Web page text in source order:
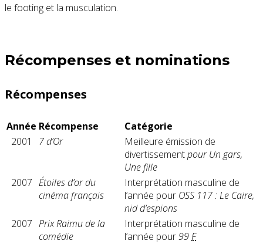
le footing et la musculation.
Récompenses et nominations
Récompenses
Année Récompense
Catégorie
2001
7 d’Or
Meilleure émission de
divertissementpour Un gars,
Une fille
2007 Étoiles d’or du
cinéma français
Interprétation masculine de
l’année pour OSS 117 : Le Caire,
nid d’espions
2007 Prix Raimu de la
comédie
Interprétation masculine de
l’année pour99F